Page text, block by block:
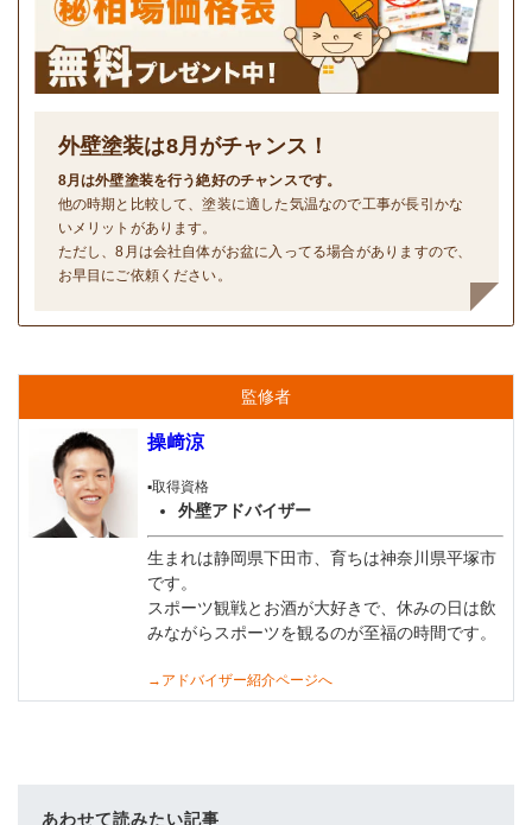
外壁塗装は8月がチャンス！
8月は外壁塗装を行う絶好のチャンスです。
他の時期と比較して、塗装に適した気温なので工事が長引かな
いメリットがあります。
ただし、8月は会社自体がお盆に入ってる場合がありますので、
お早目にご依頼ください。
監修者
操﨑涼
▪️取得資格
外壁アドバイザー
生まれは静岡県下田市、育ちは神奈川県平塚市
です。
スポーツ観戦とお酒が大好きで、休みの日は飲
みながらスポーツを観るのが至福の時間です。
→アドバイザー紹介ページへ
あわせて読みたい記事